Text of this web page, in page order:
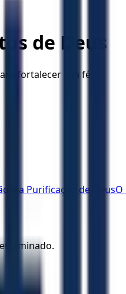
de Deus
fortalecer sua fé.
e a Purificação de DeusO